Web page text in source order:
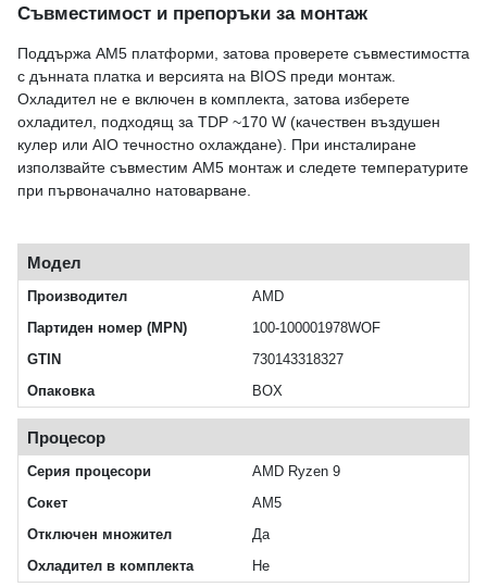
Съвместимост и препоръки за монтаж
Поддържа AM5 платформи, затова проверете съвместимостта
с дънната платка и версията на BIOS преди монтаж.
Охладител не е включен в комплектa, затова изберете
охладител, подходящ за TDP ~170 W (качествен въздушен
кулер или AIO течностно охлаждане). При инсталиране
използвайте съвместим AM5 монтаж и следете температурите
при първоначално натоварване.
Модел
Производител
AMD
Партиден номер (MPN)
100-100001978WOF
GTIN
730143318327
Опаковка
BOX
Процесор
Серия процесори
AMD Ryzen 9
Сокет
AM5
Отключен множител
Да
Охладител в комплекта
Не